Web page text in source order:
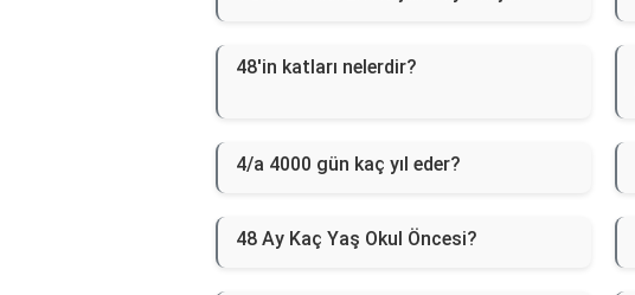
48'in katları nelerdir?
4/a 4000 gün kaç yıl eder?
48 Ay Kaç Yaş Okul Öncesi?